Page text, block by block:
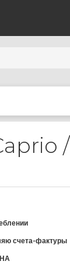
счета-фактуры